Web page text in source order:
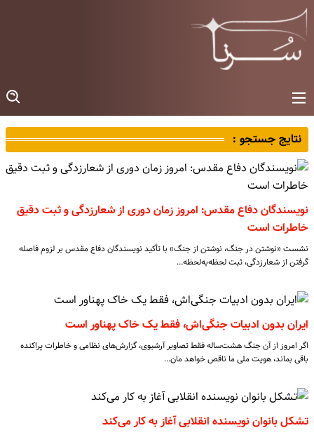
نتایج جستجو :
نویسندگان دفاع مقدس: امروز زمان دوری از شعارزدگی و ثبت دقیق
خاطرات است
نشست «نوشتن در جنگ، نوشتن از جنگ» با تأکید نویسندگان دفاع مقدس بر لزوم فاصله
گرفتن از شعارزدگی، ثبت لحظه‌به‌لحظه…
ایران بدون ادبیات جنگی‌اش، فقط یک خاک پهناور است
اگر امروز از آن جنگ هشت‌ساله فقط تصاویر آرشیوی، گزارش‌های نظامی و خاطرات پراکنده
باقی بماند، هویت ملی ما ناقص خواهد مان…
تشکل بانوان نویسنده انقلابی آغاز به کار می‌کند